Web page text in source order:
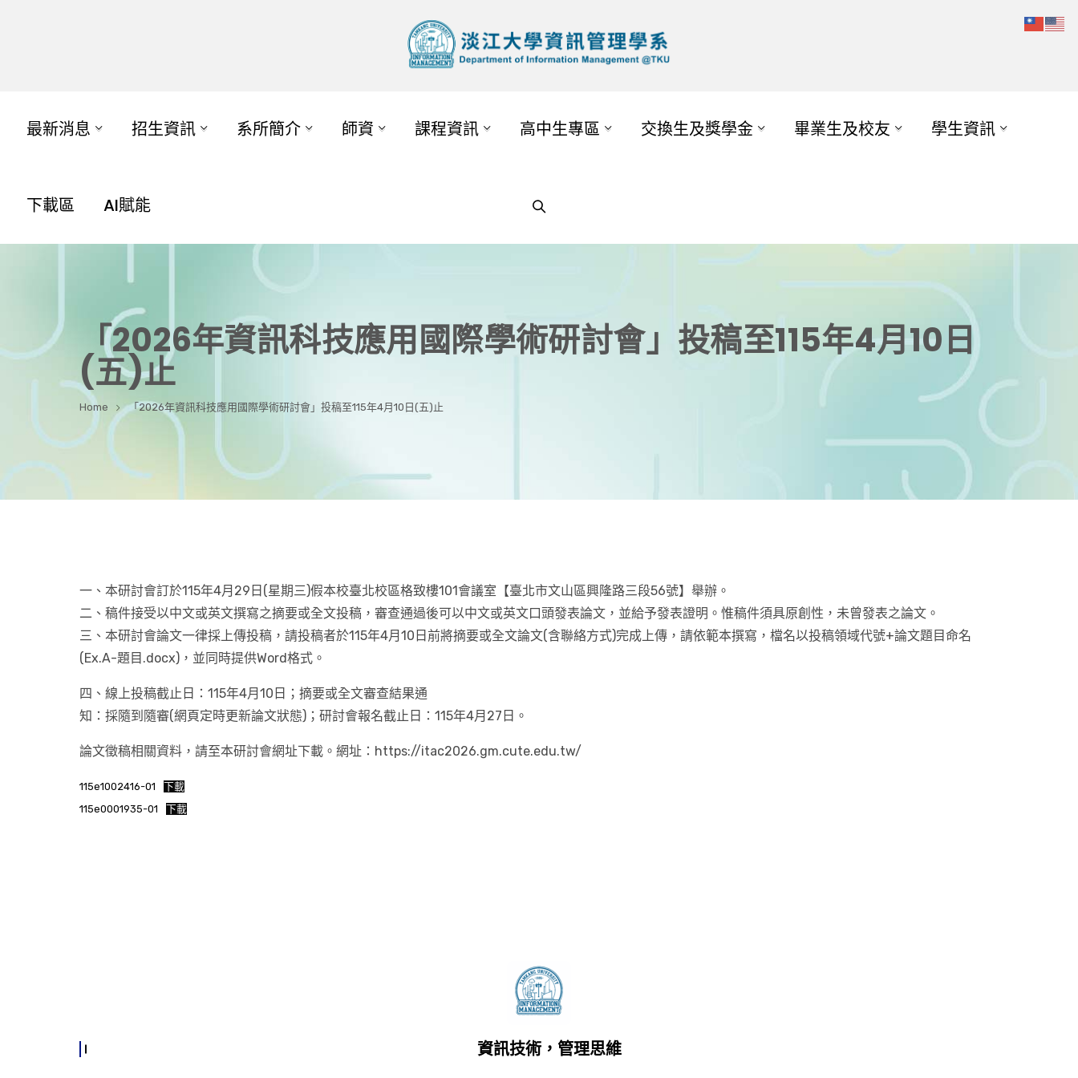
最新消息 招生資訊 系所簡介 師資 課程資訊 高中生專區 交換生及獎學金 畢業生及校友 學生資訊
下載區 AI賦能
「2026年資訊科技應用國際學術研討會」投稿至115年4月10日
(五)止
Home 「2026年資訊科技應用國際學術研討會」投稿至115年4月10日(五)止
一、本研討會訂於115年4月29日(星期三)假本校臺北校區格致樓101會議室【臺北市文山區興隆路三段56號】舉辦。
二、稿件接受以中文或英文撰寫之摘要或全文投稿，審查通過後可以中文或英文口頭發表論文，並給予發表證明。惟稿件須具原創性，未曾發表之論文。
三、本研討會論文一律採上傳投稿，請投稿者於115年4月10日前將摘要或全文論文(含聯絡方式)完成上傳，請依範本撰寫，檔名以投稿領域代號+論文題目命名
(Ex.A-題目.docx)，並同時提供Word格式。
四、線上投稿截止日：115年4月10日；摘要或全文審查結果通
知：採隨到隨審(網頁定時更新論文狀態)；研討會報名截止日：115年4月27日。
論文徵稿相關資料，請至本研討會網址下載。網址：https://itac2026.gm.cute.edu.tw/
115e1002416-01
下載
115e0001935-01
下載
資訊技術，管理思維